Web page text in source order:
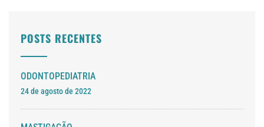
POSTS RECENTES
ODONTOPEDIATRIA
24 de agosto de 2022